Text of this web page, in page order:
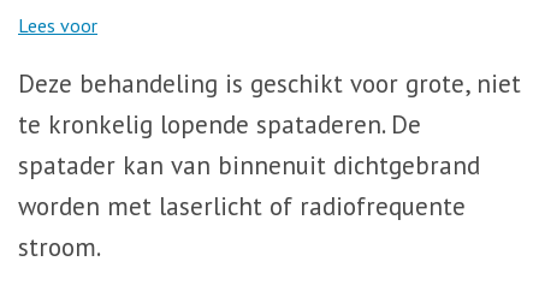
Lees voor
Deze behandeling is geschikt voor grote, niet
te kronkelig lopende spataderen. De
spatader kan van binnenuit dichtgebrand
worden met laserlicht of radiofrequente
stroom.